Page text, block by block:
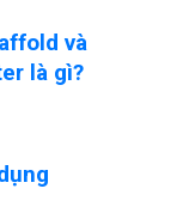
và
là gì?